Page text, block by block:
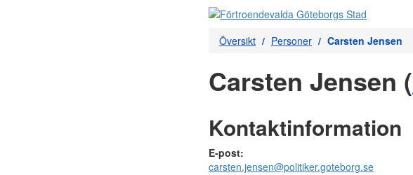
Översikt Personer Carsten Jensen
Carsten Jensen (
Kontaktinformation
E-post:
carsten.jensen@politiker.goteborg.se